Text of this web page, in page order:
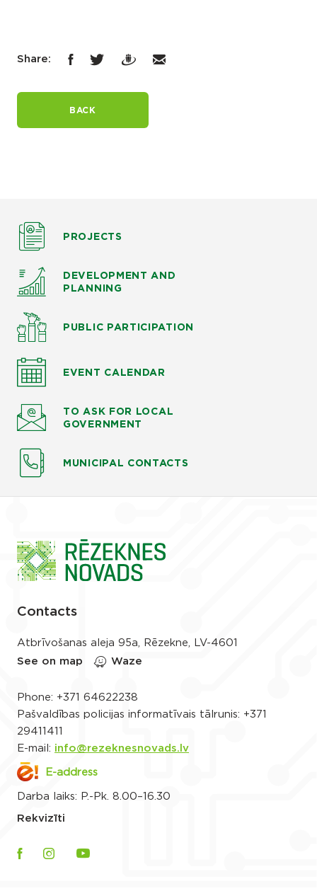
Share:
BACK
PROJECTS
DEVELOPMENT AND
PLANNING
PUBLIC PARTICIPATION
EVENT CALENDAR
TO ASK FOR LOCAL
GOVERNMENT
MUNICIPAL CONTACTS
Contacts
Atbrīvošanas aleja 95a, Rēzekne, LV-4601
See on map
Waze
Phone: +371 64622238
Pašvaldības policijas informatīvais tālrunis: +371
29411411
E-mail: info@rezeknesnovads.lv
E-address
Darba laiks: P.-Pk. 8.00–16.30
Rekvizīti